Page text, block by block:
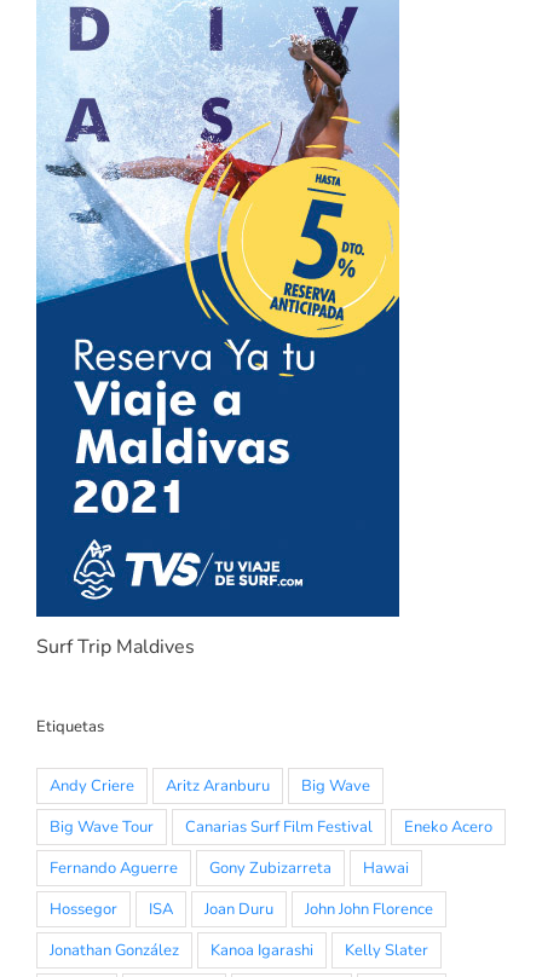
Surf Trip Maldives
Etiquetas
Andy Criere Aritz Aranburu
Big Wave
Big Wave Tour
Canarias Surf Film Festival
Eneko Acero
Fernando Aguerre
Gony Zubizarreta
Hawai
Hossegor
ISA Joan Duru
John John Florence
Jonathan González
Kanoa Igarashi
Kelly Slater